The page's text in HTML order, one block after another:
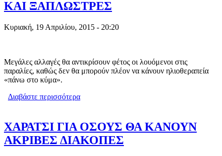
ΚΑΙ ΞΑΠΛΩΣΤΡΕΣ
Κυριακή, 19 Απριλίου, 2015 - 20:20
Μεγάλες αλλαγές θα αντικρίσουν φέτος οι λουόμενοι στις
παραλίες, καθώς δεν θα μπορούν πλέον να κάνουν ηλιοθεραπεία
«πάνω στο κύμα».
Διαβάστε περισσότερα
ΧΑΡΑΤΣΙ ΓΙΑ ΟΣΟΥΣ ΘΑ ΚΑΝΟΥΝ
ΑΚΡΙΒΕΣ ΔΙΑΚΟΠΕΣ